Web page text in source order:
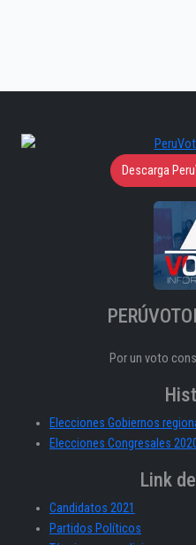
Descarga
Por un voto
Elecciones Gobiernos
Elecciones Congresales
Link
Candidatos 2021
Partidos Políticos